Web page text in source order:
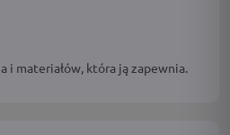
i materiałów, która ją zapewnia.